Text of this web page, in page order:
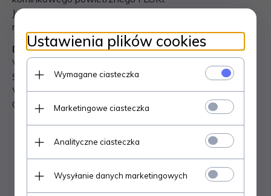
Jej główną zaletą jest łatwy i szybki montaż. Instalację
ramki można wykonać samemu.
Dane techniczne:
Waga (kg) 4.73
Szerokość (cm) 75.7
Wysokość (cm) 56.7
Głębokość (cm) 10
Ustawienia plików cookies
Wymagane ciasteczka
Marketingowe ciasteczka
Analityczne ciasteczka
Wysyłanie danych marketingowych